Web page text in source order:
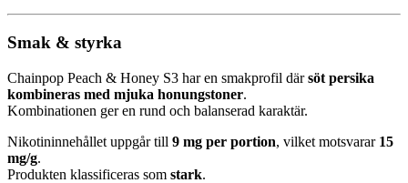
Smak & styrka
Chainpop Peach & Honey S3 har en smakprofil därsöt persika
kombineras med mjuka honungstoner.
Kombinationen ger en rund och balanserad karaktär.
Nikotininnehållet uppgår till 9 mg per portion, vilket motsvarar 15
mg/g.
Produkten klassificeras som stark.